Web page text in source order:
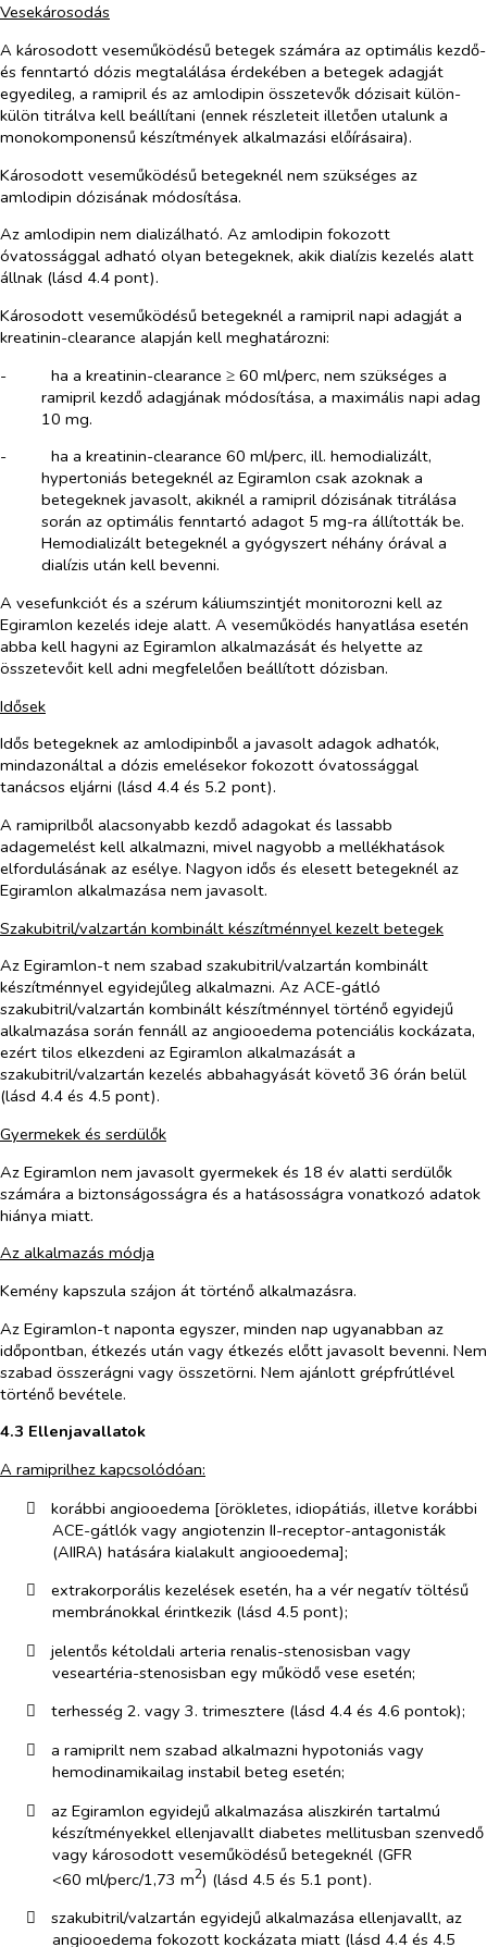
Vesekárosodás
A károsodott veseműködésű betegek számára az optimális kezdő-
és fenntartó dózis megtalálása érdekében a betegek adagját
egyedileg, a ramipril és az amlodipin összetevők dózisait külön-
külön titrálva kell beállítani (ennek részleteit illetően utalunk a
monokomponensű készítmények alkalmazási előírásaira).
Károsodott veseműködésű betegeknél nem szükséges az
amlodipin dózisának módosítása.
Az amlodipin nem dializálható. Az amlodipin fokozott
óvatossággal adható olyan betegeknek, akik dialízis kezelés alatt
állnak (lásd 4.4 pont).
Károsodott veseműködésű betegeknél a ramipril napi adagját a
kreatinin-clearance alapján kell meghatározni:
-​
ha a kreatinin-clearance ≥ 60 ml/perc, nem szükséges a
ramipril kezdő adagjának módosítása, a maximális napi adag
10 mg.
-​
ha a kreatinin-clearance 60 ml/perc, ill. hemodializált,
hypertoniás betegeknél az Egiramlon csak azoknak a
betegeknek javasolt, akiknél a ramipril dózisának titrálása
során az optimális fenntartó adagot 5 mg-ra állították be.
Hemodializált betegeknél a gyógyszert néhány órával a
dialízis után kell bevenni.
A vesefunkciót és a szérum káliumszintjét monitorozni kell az
Egiramlon kezelés ideje alatt. A veseműködés hanyatlása esetén
abba kell hagyni az Egiramlon alkalmazását és helyette az
összetevőit kell adni megfelelően beállított dózisban.
Idősek
Idős betegeknek az amlodipinből a javasolt adagok adhatók,
mindazonáltal a dózis emelésekor fokozott óvatossággal
tanácsos eljárni (lásd 4.4 és 5.2 pont).
A ramiprilből alacsonyabb kezdő adagokat és lassabb
adagemelést kell alkalmazni, mivel nagyobb a mellékhatások
elfordulásának az esélye. Nagyon idős és elesett betegeknél az
Egiramlon alkalmazása nem javasolt.
Szakubitril/valzartán kombinált készítménnyel kezelt betegek
Az Egiramlon-t nem szabad szakubitril/valzartán kombinált
készítménnyel egyidejűleg alkalmazni. Az ACE-gátló
szakubitril/valzartán kombinált készítménnyel történő egyidejű
alkalmazása során fennáll az angiooedema potenciális kockázata,
ezért tilos elkezdeni az Egiramlon alkalmazását a
szakubitril/valzartán kezelés abbahagyását követő 36 órán belül
(lásd 4.4 és 4.5 pont).
Gyermekek és serdülők
Az Egiramlon nem javasolt gyermekek és 18 év alatti serdülők
számára a biztonságosságra és a hatásosságra vonatkozó adatok
hiánya miatt.
Az alkalmazás módja
Kemény kapszula szájon át történő alkalmazásra.
Az Egiramlon-t naponta egyszer, minden nap ugyanabban az
időpontban, étkezés után vagy étkezés előtt javasolt bevenni. Nem
szabad összerágni vagy összetörni. Nem ajánlott grépfrútlével
történő bevétele.
4.3 Ellenjavallatok
A ramiprilhez kapcsolódóan:
​
korábbi angiooedema [örökletes, idiopátiás, illetve korábbi
ACE-gátlók vagy angiotenzin II-receptor-antagonisták
(AIIRA) hatására kialakult angiooedema];
​
extrakorporális kezelések esetén, ha a vér negatív töltésű
membránokkal érintkezik (lásd 4.5 pont);
​
jelentős kétoldali arteria renalis-stenosisban vagy
veseartéria-stenosisban egy működő vese esetén;
​
terhesség 2. vagy 3. trimesztere (lásd 4.4 és 4.6 pontok);
​
a ramiprilt nem szabad alkalmazni hypotoniás vagy
hemodinamikailag instabil beteg esetén;
​
az Egiramlon egyidejű alkalmazása aliszkirén tartalmú
készítményekkel ellenjavallt diabetes mellitusban szenvedő
vagy károsodott veseműködésű betegeknél (GFR
<60 ml/perc/1,73 m2) (lásd 4.5 és 5.1 pont).
​
szakubitril/valzartán egyidejű alkalmazása ellenjavallt, az
angiooedema fokozott kockázata miatt (lásd 4.4 és 4.5